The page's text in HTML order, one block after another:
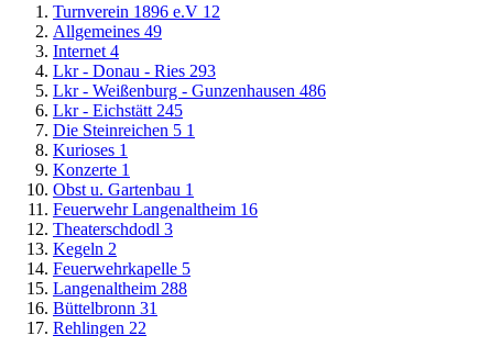
Turnverein 1896 e.V 12
Allgemeines 49
Internet 4
Lkr - Donau - Ries 293
Lkr - Weißenburg - Gunzenhausen 486
Lkr - Eichstätt 245
Die Steinreichen 5 1
Kurioses 1
Konzerte 1
Obst u. Gartenbau 1
Feuerwehr Langenaltheim 16
Theaterschdodl 3
Kegeln 2
Feuerwehrkapelle 5
Langenaltheim 288
Büttelbronn 31
Rehlingen 22